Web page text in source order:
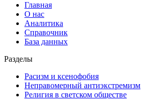
Главная
О нас
Аналитика
Справочник
База данных
Разделы
Расизм и ксенофобия
Неправомерный антиэкстремизм
Религия в светском обществе